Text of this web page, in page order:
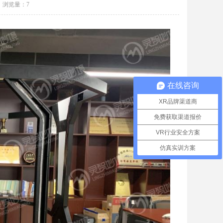
浏览量： 7
在线咨询
XR品牌渠道商
免费获取渠道报价
VR行业安全方案
仿真实训方案